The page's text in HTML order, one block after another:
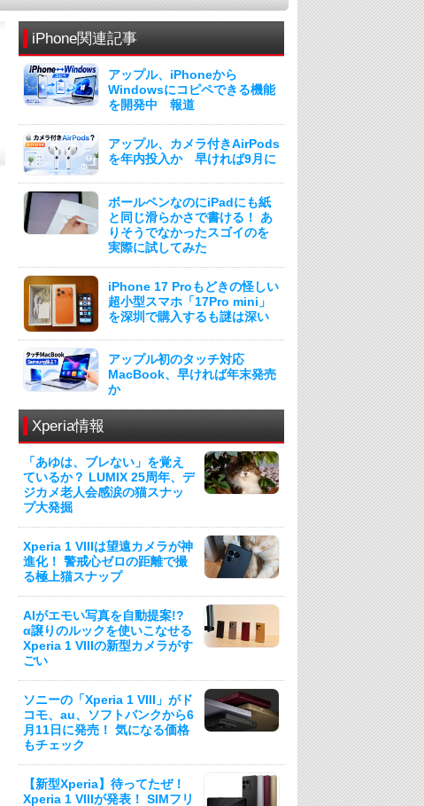
iPhone関連記事
アップル、iPhoneから
Windowsにコピペできる機能
を開発中 報道
アップル、カメラ付きAirPods
を年内投入か 早ければ9月に
ボールペンなのにiPadにも紙
と同じ滑らかさで書ける！ あ
りそうでなかったスゴイのを
実際に試してみた
iPhone 17 Proもどきの怪しい
超小型スマホ「17Pro mini」
を深圳で購入するも謎は深い
アップル初のタッチ対応
MacBook、早ければ年末発売
か
Xperia情報
「あゆは、ブレない」を覚え
ているか？ LUMIX 25周年、デ
ジカメ老人会感涙の猫スナッ
プ大発掘
Xperia 1 VIIIは望遠カメラが神
進化！ 警戒心ゼロの距離で撮
る極上猫スナップ
AIがエモい写真を自動提案!?
α譲りのルックを使いこなせる
Xperia 1 VIIIの新型カメラがす
ごい
ソニーの「Xperia 1 VIII」がド
コモ、au、ソフトバンクから6
月11日に発売！ 気になる価格
もチェック
【新型Xperia】待ってたぜ！
Xperia 1 VIIIが発表！ SIMフリ